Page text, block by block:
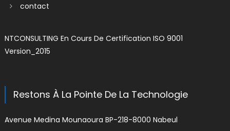
contact
NTCONSULTING En Cours De Certification ISO 9001
Version_2015
Restons À La Pointe De La Technologie
Avenue Medina Mounaoura BP-218-8000 Nabeul